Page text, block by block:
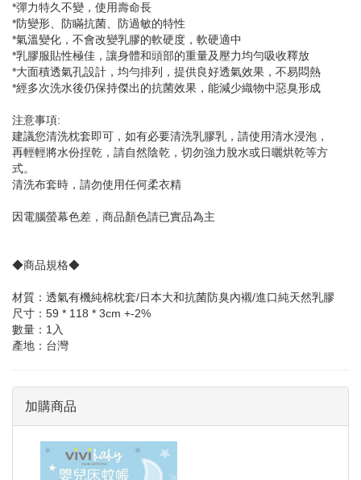
*彈力特久不變，使用壽命長
*防變形、防瞞抗菌、防過敏的特性
*氣溫變化，不會改變乳膠的軟硬度，軟硬適中
*乳膠服貼性極佳，讓身體和頭部的重量及壓力均勻吸收釋放
*大面積透氣孔設計，均勻排列，提供良好透氣效果，不易悶熱
*經多次洗水後仍保持傑出的抗菌效果，能減少織物中惡臭形成
注意事項:
建議您清洗枕套即可，如有必要清洗乳膠乳，請使用清水浸泡，
再輕輕將水份捏乾，請自然陰乾，切勿強力脫水或日曬烘乾等方
式。
清洗布套時，請勿使用任何柔衣精
因電腦螢幕色差，商品顏色請已實品為主
◆商品規格◆
材質：透氣有機純棉枕套/日本大和抗菌防臭內襯/進口純天然乳膠
尺寸：59 * 118 * 3cm +-2%
數量：1入
產地：台灣
加購商品